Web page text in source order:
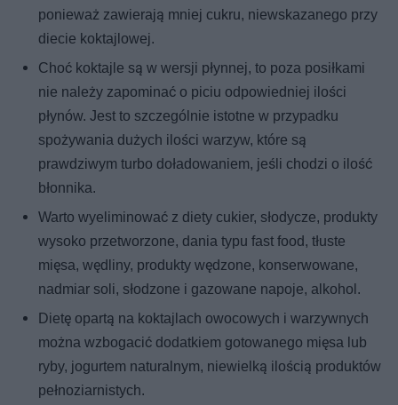
ponieważ zawierają mniej cukru, niewskazanego przy
diecie koktajlowej.
Choć koktajle są w wersji płynnej, to poza posiłkami
nie należy zapominać o piciu odpowiedniej ilości
płynów. Jest to szczególnie istotne w przypadku
spożywania dużych ilości warzyw, które są
prawdziwym turbo doładowaniem, jeśli chodzi o ilość
błonnika.
Warto wyeliminować z diety cukier, słodycze, produkty
wysoko przetworzone, dania typu fast food, tłuste
mięsa, wędliny, produkty wędzone, konserwowane,
nadmiar soli, słodzone i gazowane napoje, alkohol.
Dietę opartą na koktajlach owocowych i warzywnych
można wzbogacić dodatkiem gotowanego mięsa lub
ryby, jogurtem naturalnym, niewielką ilością produktów
pełnoziarnistych.